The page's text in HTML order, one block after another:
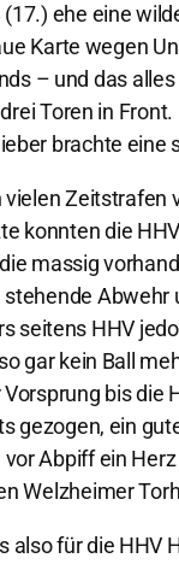
ehe eine
Karte wegen
– und das
Toren in
brachte
konnten die
massig
HHV
gar kein Ball
bis
gezogen, ein
Abpiff ein
Welzheimer
für die